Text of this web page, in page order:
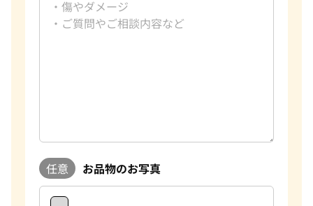
任意 お品物のお写真